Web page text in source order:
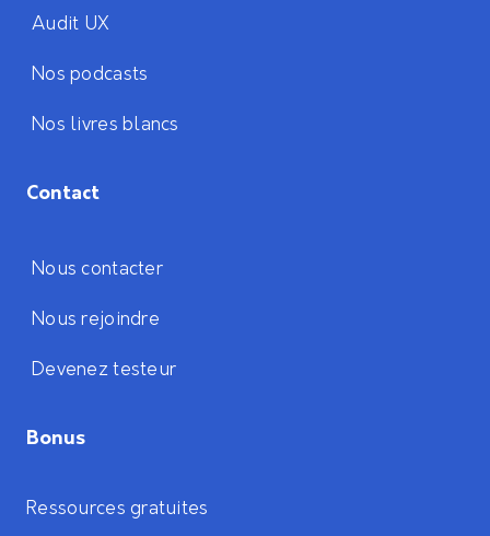
Audit UX
Nos podcasts
Nos livres blancs
Contact
Nous contacter
Nous rejoindre
Devenez testeur
Bonus
Ressources gratuites